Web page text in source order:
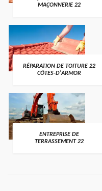
MAÇONNERIE 22
RÉPARATION DE TOITURE 22
CÔTES-D'ARMOR
ENTREPRISE DE
TERRASSEMENT 22